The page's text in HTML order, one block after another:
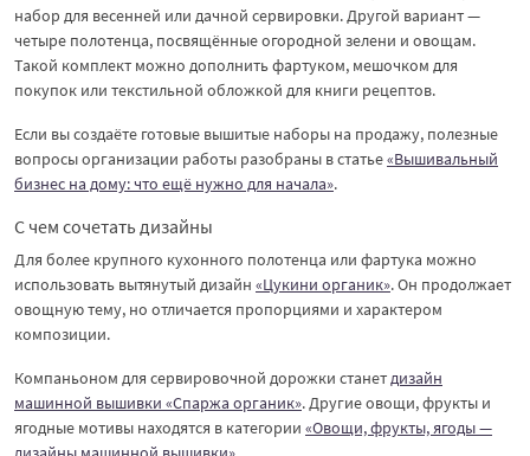
набор для весенней или дачной сервировки. Другой вариант —
четыре полотенца, посвящённые огородной зелени и овощам.
Такой комплект можно дополнить фартуком, мешочком для
покупок или текстильной обложкой для книги рецептов.
Если вы создаёте готовые вышитые наборы на продажу, полезные
вопросы организации работы разобраны в статье«Вышивальный
бизнес на дому: что ещё нужно для начала».
С чем сочетать дизайны
Для более крупного кухонного полотенца или фартука можно
использовать вытянутый дизайн «Цукини органик». Он продолжает
овощную тему, но отличается пропорциями и характером
композиции.
Компаньоном для сервировочной дорожки станет дизайн
машинной вышивки «Спаржа органик». Другие овощи, фрукты и
ягодные мотивы находятся в категории «Овощи, фрукты, ягоды —